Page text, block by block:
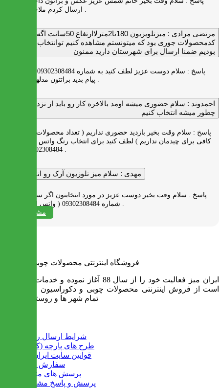
مرتضی مرادی :
میزتلویزیون 180تا2مترلاارتغاع 50سانت اگه
کدمحصولات جوری بود که میتونستم مشاهده کنیم توانتخاب راحت‌تر
بودیم ضمنا ارسال برای شهرستان دارید ممنون
پاسخ :
پیام بدید براتتون مدلها رو بفرستیم .
احمدوند : سلام حضوری میشه اومد بالاخره کار رو باید از نزدیک دید
چطور میشه انتخاب کنیم
پاسخ : سلام وقت بخیر بازدید حضوری نداریم ( تعداد محصولات زیاد و فضای
کافی برای چیدمان نداریم ) لطف کنید برای انتخاب رنگ واتس اپ به شماره
09302308484 پیام بدید .
مهدی : سلام میز تلوزیون آرک رو انتخاب کردم
پاسخ : سلام وقت بخیر دوست عزیز در مورد انتخابتون اگر سوالی دارید به
مشاهده همه
فروشگاه اینترنتی محصولات چوبی ایران میز
ایران میز فعالیت خود را از سال 88 آغاز نموده و خدمات آن عبارت
است از فروش اینترنتی محصولات چوبی و دکوراسیون و ارسال به
تمام شهر ها و روستاهای کشور
شرایط ارسال رایگان
طرح های پارچه (کالیته)
قوانین سایت ایران میز
سفارش عمده
پرسش های متداول
پرسش و پاسخ مشتریان